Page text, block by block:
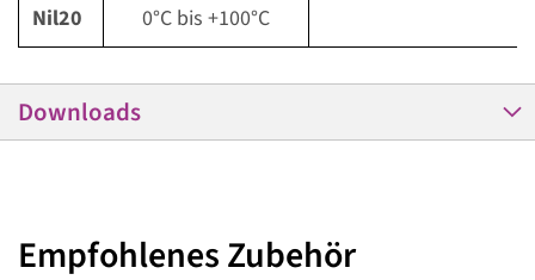
Nil20
0°C bis +100°C
Downloads
Empfohlenes Zubehör